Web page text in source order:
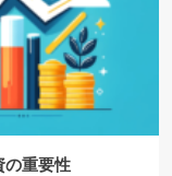
の重要性